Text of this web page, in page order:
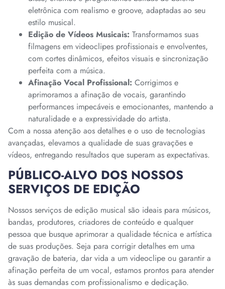
eletrônica com realismo e groove, adaptadas ao seu
estilo musical.
Edição de Vídeos Musicais: Transformamos suas
filmagens em videoclipes profissionais e envolventes,
com cortes dinâmicos, efeitos visuais e sincronização
perfeita com a música.
Afinação Vocal Profissional: Corrigimos e
aprimoramos a afinação de vocais, garantindo
performances impecáveis e emocionantes, mantendo a
naturalidade e a expressividade do artista.
Com a nossa atenção aos detalhes e o uso de tecnologias
avançadas, elevamos a qualidade de suas gravações e
vídeos, entregando resultados que superam as expectativas.
PÚBLICO-ALVO DOS NOSSOS
SERVIÇOS DE EDIÇÃO
Nossos serviços de edição musical são ideais para músicos,
bandas, produtores, criadores de conteúdo e qualquer
pessoa que busque aprimorar a qualidade técnica e artística
de suas produções. Seja para corrigir detalhes em uma
gravação de bateria, dar vida a um videoclipe ou garantir a
afinação perfeita de um vocal, estamos prontos para atender
às suas demandas com profissionalismo e dedicação.